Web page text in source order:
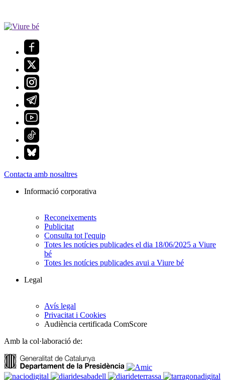
Contacta amb nosaltres
Informació corporativa
Reconeixements
Publicitat
Consulta tot l'equip
Totes les notícies publicades el dia 18/06/2025 a Viure
bé
Totes les notícies publicades avui a Viure bé
Legal
Avís legal
Privacitat i Cookies
Audiència certificada ComScore
Amb la col·laboració de: